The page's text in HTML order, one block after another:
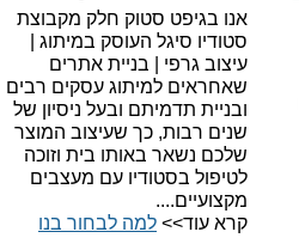
אנו בגיפט סטוק חלק מקבוצת
סטודיו סיגל העוסק במיתוג |
עיצוב גרפי | בניית אתרים
שאחראים למיתוג עסקים רבים
ובניית תדמיתם ובעל ניסיון של
שנים רבות, כך שעיצוב המוצר
שלכם נשאר באותו בית וזוכה
לטיפול בסטודיו עם מעצבים
מקצועיים....
קרא עוד>> למה לבחור בנו​